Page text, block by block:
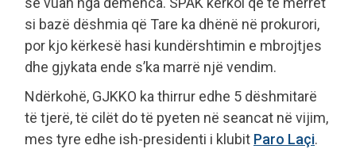
si bazë dëshmia që Tare ka dhënë në prokurori,
por kjo kërkesë hasi kundërshtimin e mbrojtjes
dhe gjykata ende s’ka marrë një vendim.
Ndërkohë, GJKKO ka thirrur edhe 5 dëshmitarë
të tjerë, të cilët do të pyeten në seancat në vijim,
mes tyre edhe ish-presidenti i klubit Paro Laçi.